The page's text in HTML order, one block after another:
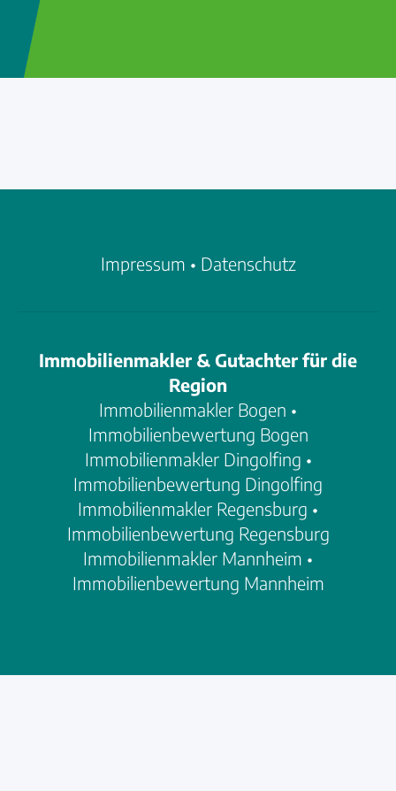
Impressum • Datenschutz
Immobilienmakler & Gutachter für die
Region
Immobilienmakler Bogen •
Immobilienbewertung Bogen
Immobilienmakler Dingolfing •
Immobilienbewertung Dingolfing
Immobilienmakler Regensburg •
Immobilienbewertung Regensburg
Immobilienmakler Mannheim •
Immobilienbewertung Mannheim